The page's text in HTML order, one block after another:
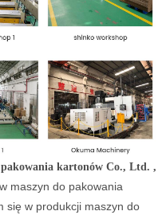
kartonów Co., Ltd. ,
maszyn do pakowania
się w produkcji maszyn do